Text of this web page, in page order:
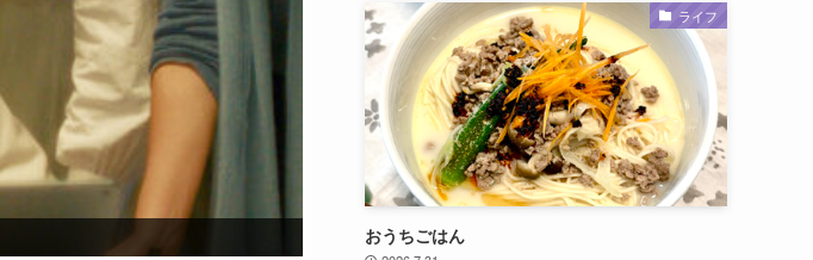
実写映画『モアナと伝説の海』公開記念！オリジナルグ
ライフ
おうちごはん